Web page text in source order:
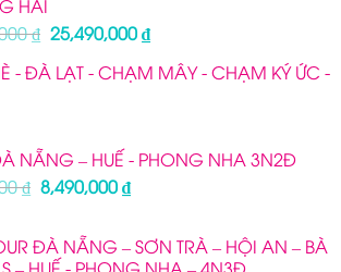
HẢI
₫ Giá
là:
25,490,000₫Giá
tại
- ĐÀ LẠT - CHẠM MÂY - CHẠM KÝ ỨC -
NẴNG – HUẾ - PHONG NHA 3N2Đ
₫ Giá
8,990,000 ₫.
8,490,000₫Giá
là:
ĐÀ NẴNG – SƠN TRÀ – HỘI AN – BÀ